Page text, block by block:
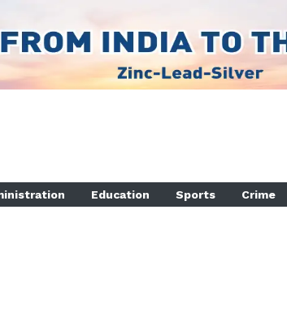
Education Sports Crime